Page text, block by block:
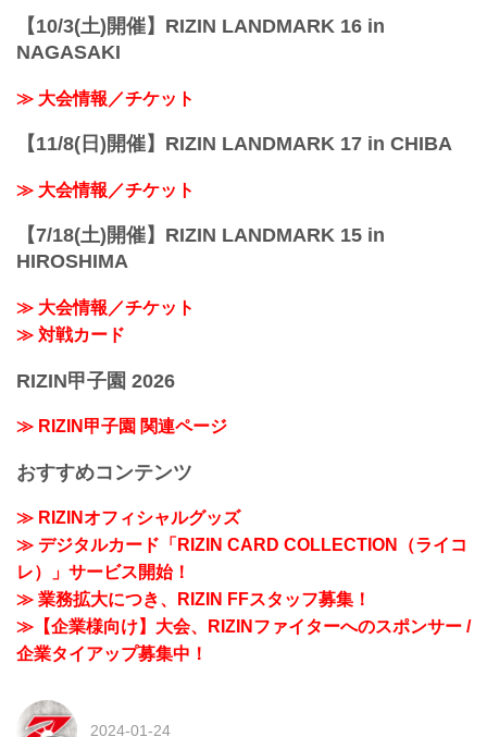
【10/3(土)開催】RIZIN LANDMARK 16 in
NAGASAKI
≫ 大会情報／チケット
【11/8(日)開催】RIZIN LANDMARK 17 in CHIBA
≫ 大会情報／チケット
【7/18(土)開催】RIZIN LANDMARK 15 in
HIROSHIMA
≫ 大会情報／チケット
≫ 対戦カード
RIZIN甲子園 2026
≫ RIZIN甲子園 関連ページ
おすすめコンテンツ
≫ RIZINオフィシャルグッズ
≫ デジタルカード「RIZIN CARD COLLECTION（ライコ
レ）」サービス開始！
≫ 業務拡大につき、RIZIN FFスタッフ募集！
≫【企業様向け】大会、RIZINファイターへのスポンサー /
企業タイアップ募集中！
2024-01-24